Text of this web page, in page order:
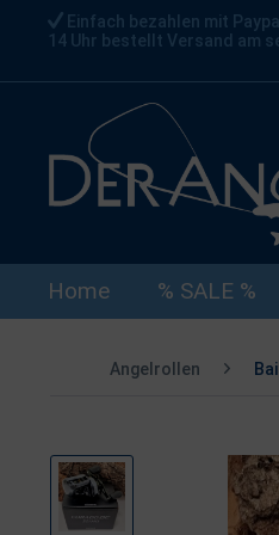
Einfach bezahlen mit
14 Uhr bestellt Versand am
Home % SALE %
Angelrollen